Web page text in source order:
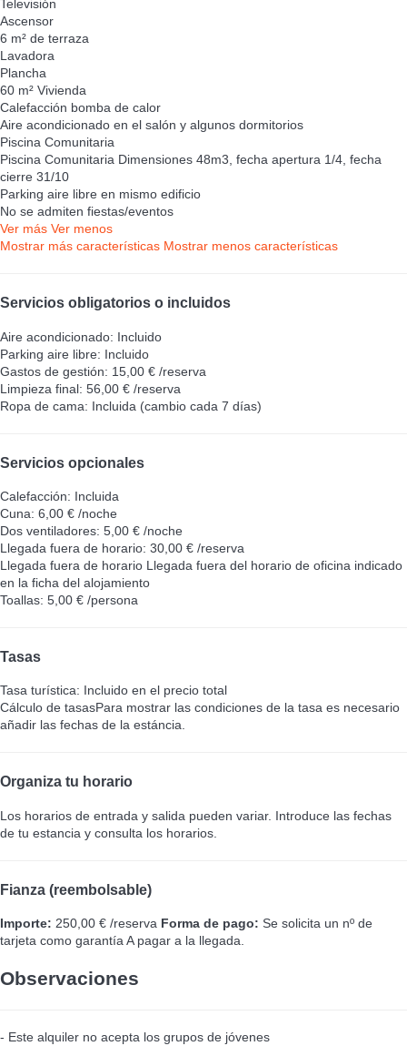
Televisión
Ascensor
6 m² de terraza
Lavadora
Plancha
60 m² Vivienda
Calefacción bomba de calor
Aire acondicionado en el salón y algunos dormitorios
Piscina Comunitaria
Piscina Comunitaria Dimensiones 48m3, fecha apertura 1/4, fecha
cierre 31/10
Parking aire libre en mismo edificio
No se admiten fiestas/eventos
Ver más Ver menos
Mostrar más características Mostrar menos características
Servicios obligatorios o incluidos
Aire acondicionado: Incluido
Parking aire libre: Incluido
Gastos de gestión: 15,00 € /reserva
Limpieza final: 56,00 € /reserva
Ropa de cama: Incluida (cambio cada 7 días)
Servicios opcionales
Calefacción: Incluida
Cuna: 6,00 € /noche
Dos ventiladores: 5,00 € /noche
Llegada fuera de horario: 30,00 € /reserva
Llegada fuera de horario Llegada fuera del horario de oficina indicado
en la ficha del alojamiento
Toallas: 5,00 € /persona
Tasas
Tasa turística: Incluido en el precio total
Cálculo de tasasPara mostrar las condiciones de la tasa es necesario
añadir las fechas de la estáncia.
Organiza tu horario
Los horarios de entrada y salida pueden variar. Introduce las fechas
de tu estancia y consulta los horarios.
Fianza (reembolsable)
Importe: 250,00 € /reserva Forma de pago: Se solicita un nº de
tarjeta como garantía A pagar a la llegada.
Observaciones
- Este alquiler no acepta los grupos de jóvenes